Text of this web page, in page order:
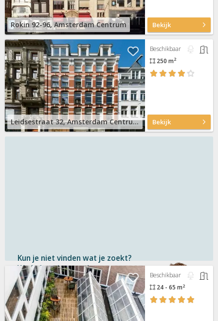
Rokin 92-96, Amsterdam Centrum Bekijk
Leidsestraat 32, Amsterdam Centrum
Beschikbaar
250 m2
Bekijk
Kun je niet vinden wat je zoekt?
We helpen je graag!
Gratisen vrijblijvend
Binnen 1 uurantwoord
Persoonlijke hulp
Beschikbaar
24 - 65 m2